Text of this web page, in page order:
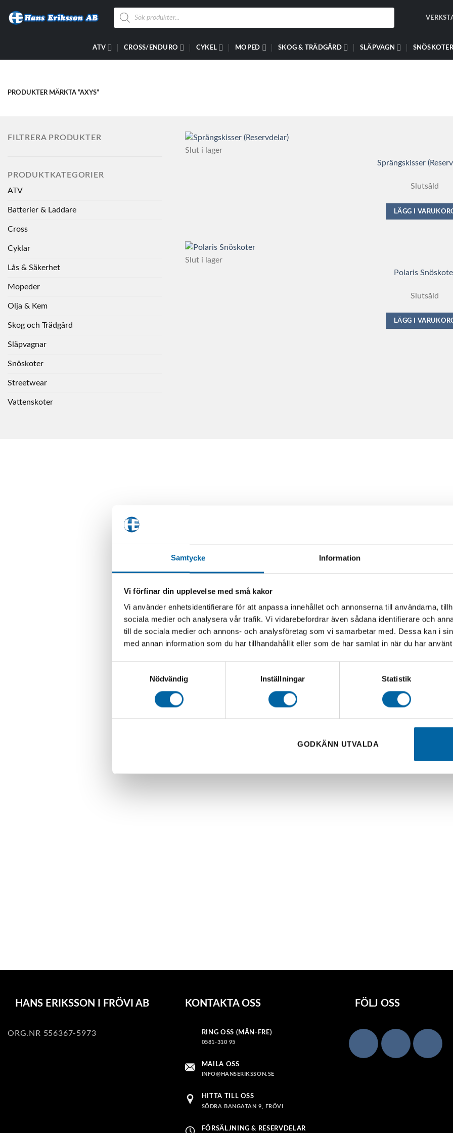
Samtycke Information
Vi förfinar din upplevelse med små kakor
Vi använder enhetsidentifierare för att anpassa innehållet och annonserna till användarna,
sociala medier och analysera vår trafik. Vi vidarebefordrar även sådana identifierare och
till de sociala medier och annons- och analysföretag som vi samarbetar med. Dessa kan i
med annan information som du har tillhandahållit eller som de har samlat in när du har
Nödvändig
Inställningar Statistik
GODKÄNN UTVALDA
Produktsökning
ATV CROSS/ENDURO CYKEL MOPED SKOG & TRÄDGÅRD SLÄPVAGN
PRODUKTER MÄRKTA ”AXYS”
FILTRERA PRODUKTER
PRODUKTKATEGORIER
ATV
Batterier & Laddare
Cross
Cyklar
Lås & Säkerhet
Mopeder
Olja & Kem
Skog och Trädgård
Släpvagnar
Snöskoter
Streetwear
Vattenskoter
Slut i lager
Sprängskisser
Slutsåld
LÄGG I
Slut i lager
Polaris
Slutsåld
LÄGG I
HANS ERIKSSON I FRÖVI AB
ORG.NR 556367-5973
KONTAKTA OSS
RING OSS (MÅN-FRE)
0581-310 95
MAILA OSS
INFO@HANSERIKSSON.SE
HITTA TILL OSS
SÖDRA BANGATAN 9, FRÖVI
FÖRSÄLJNING & RESERVDELAR
FÖLJ OSS